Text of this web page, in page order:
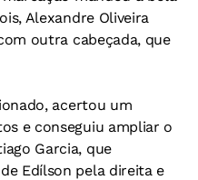
Alexandre Oliveira
outra cabeçada, que
acertou um
e conseguiu ampliar o
Garcia, que
Edílson pela direita e